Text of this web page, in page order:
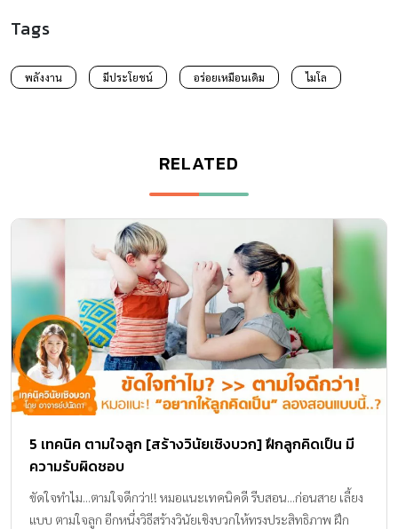
Tags
พลังงาน มีประโยชน์ อร่อยเหมือนเดิม ไมโล
RELATED
5 เทคนิค ตามใจลูก [สร้างวินัยเชิงบวก] ฝึกลูกคิดเป็น มี
ความรับผิดชอบ
ขัดใจทำไม...ตามใจดีกว่า!! หมอแนะเทคนิคดี รีบสอน...ก่อนสาย เลี้ยง
แบบ ตามใจลูก อีกหนึ่งวิธีสร้างวินัยเชิงบวกให้ทรงประสิทธิภาพ ฝึก